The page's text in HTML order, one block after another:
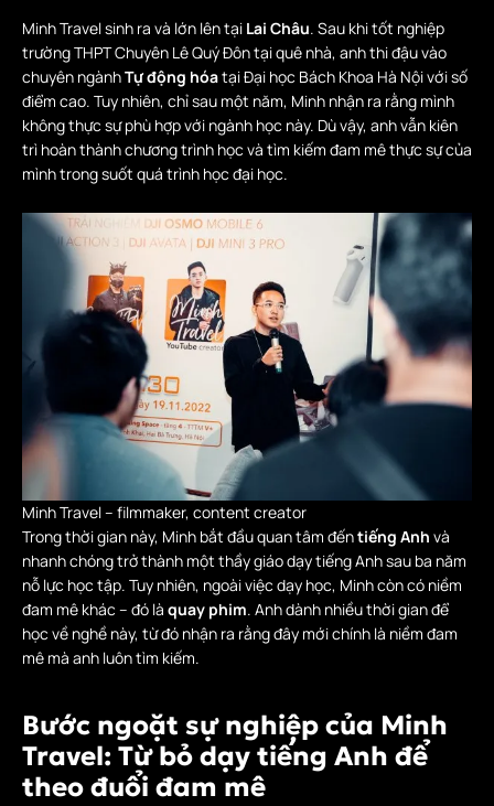
Minh Travel sinh ra và lớn lên tại Lai Châu. Sau khi tốt nghiệp
trường THPT Chuyên Lê Quý Đôn tại quê nhà, anh thi đậu vào
chuyên ngànhTự động hóatại Đại học Bách Khoa Hà Nội với số
điểm cao. Tuy nhiên, chỉ sau một năm, Minh nhận ra rằng mình
không thực sự phù hợp với ngành học này. Dù vậy, anh vẫn kiên
trì hoàn thành chương trình học và tìm kiếm đam mê thực sự của
mình trong suốt quá trình học đại học.
Minh Travel – filmmaker, content creator
Trong thời gian này, Minh bắt đầu quan tâm đếntiếng Anh và
nhanh chóng trở thành một thầy giáo dạy tiếng Anh sau ba năm
nỗ lực học tập. Tuy nhiên, ngoài việc dạy học, Minh còn có niềm
đam mê khác – đó là quay phim. Anh dành nhiều thời gian để
học về nghề này, từ đó nhận ra rằng đây mới chính là niềm đam
mê mà anh luôn tìm kiếm.
Bước ngoặt sự nghiệp của Minh
Travel: Từ bỏ dạy tiếng Anh để
theo đuổi đam mê